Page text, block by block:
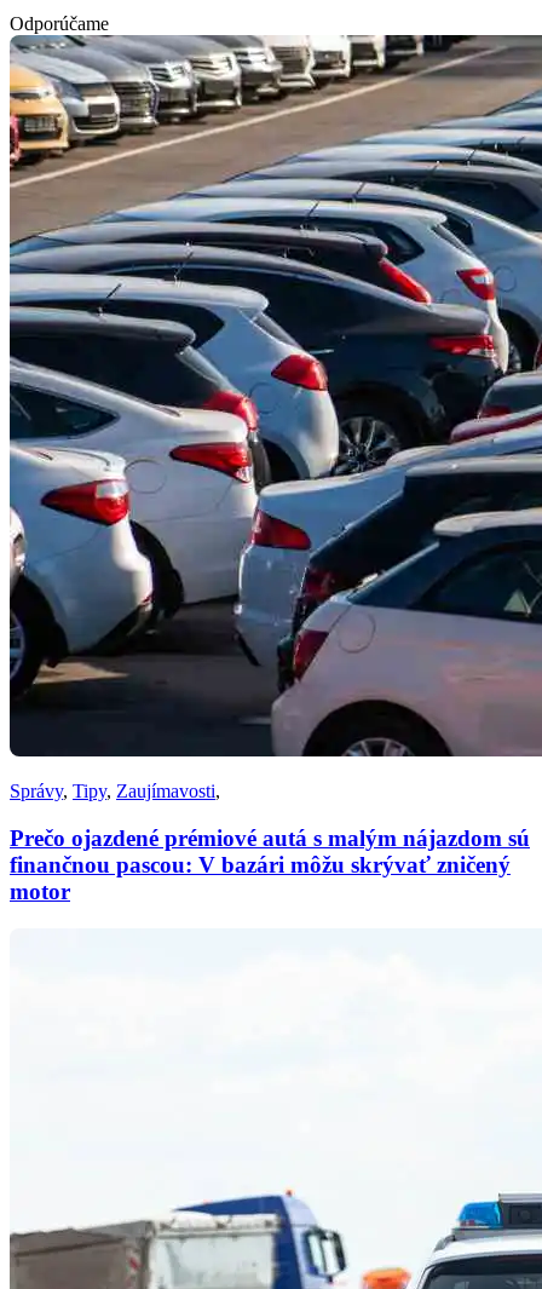
Odporúčame
Správy, Tipy, Zaujímavosti,
Prečo ojazdené prémiové autá s malým nájazdom sú
finančnou pascou: V bazári môžu skrývať zničený
motor